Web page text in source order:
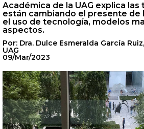
Académica de la UAG explica las
están cambiando el presente de
el uso de tecnología, modelos
aspectos.
Por: Dra. Dulce Esmeralda García
UAG
09/Mar/2023